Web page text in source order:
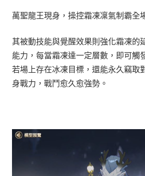
萬聖龍王現身，操控霜凍凜氣制霸全
其被動技能與覺醒效果則強化霜凍的
能力，每當霜凍達一定層數，即可觸
若場上存在冰凍目標，還能永久竊取
身戰力，戰鬥愈久愈強勢。